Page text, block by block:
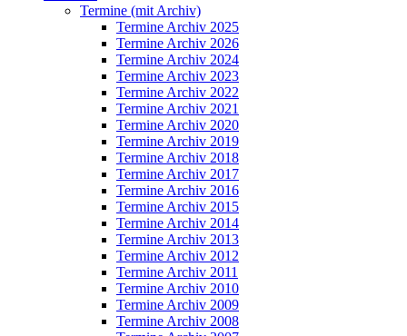
Termine (mit Archiv)
Termine Archiv 2025
Termine Archiv 2026
Termine Archiv 2024
Termine Archiv 2023
Termine Archiv 2022
Termine Archiv 2021
Termine Archiv 2020
Termine Archiv 2019
Termine Archiv 2018
Termine Archiv 2017
Termine Archiv 2016
Termine Archiv 2015
Termine Archiv 2014
Termine Archiv 2013
Termine Archiv 2012
Termine Archiv 2011
Termine Archiv 2010
Termine Archiv 2009
Termine Archiv 2008